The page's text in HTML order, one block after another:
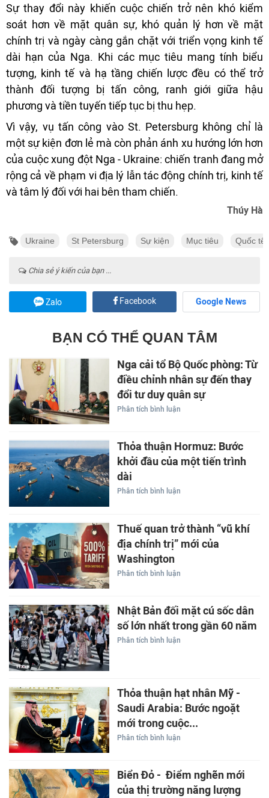
Sự thay đổi này khiến cuộc chiến trở nên khó kiểm
soát hơn về mặt quân sự, khó quản lý hơn về mặt
chính trị và ngày càng gắn chặt với triển vọng kinh tế
dài hạn của Nga. Khi các mục tiêu mang tính biểu
tượng, kinh tế và hạ tầng chiến lược đều có thể trở
thành đối tượng bị tấn công, ranh giới giữa hậu
phương và tiền tuyến tiếp tục bị thu hẹp.
Vì vậy, vụ tấn công vào St. Petersburg không chỉ là
một sự kiện đơn lẻ mà còn phản ánh xu hướng lớn hơn
của cuộc xung đột Nga - Ukraine: chiến tranh đang mở
rộng cả về phạm vi địa lý lẫn tác động chính trị, kinh tế
và tâm lý đối với hai bên tham chiến.
Thúy Hà
Ukraine St Petersburg Sự kiện Mục tiêu Quốc tế
Chia sẻ ý kiến của bạn ...
Zalo Facebook Google News
BẠN CÓ THỂ QUAN TÂM
Nga cải tổ Bộ Quốc phòng: Từ
điều chỉnh nhân sự đến thay
đổi tư duy quân sự
Phân tích bình luận
Thỏa thuận Hormuz: Bước
khởi đầu của một tiến trình
dài
Phân tích bình luận
Thuế quan trở thành “vũ khí
địa chính trị” mới của
Washington
Phân tích bình luận
Nhật Bản đối mặt cú sốc dân
số lớn nhất trong gần 60 năm
Phân tích bình luận
Thỏa thuận hạt nhân Mỹ -
Saudi Arabia: Bước ngoặt
mới trong cuộc...
Phân tích bình luận
Biển Đỏ - Điểm nghẽn mới
của thị trường năng lượng